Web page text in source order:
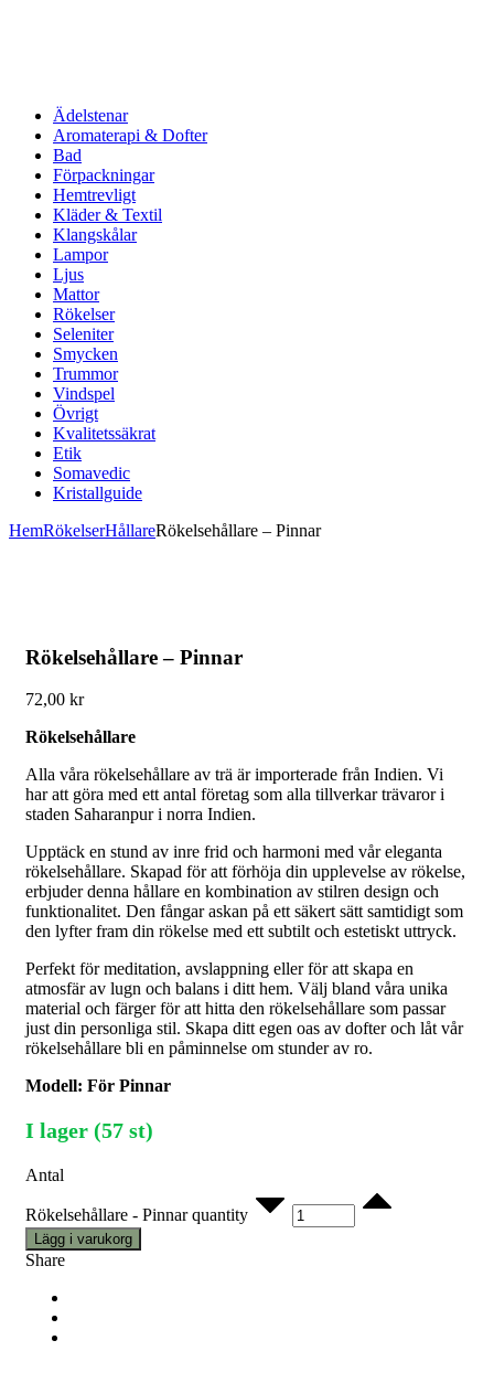
Ädelstenar
Aromaterapi & Dofter
Bad
Förpackningar
Hemtrevligt
Kläder & Textil
Klangskålar
Lampor
Ljus
Mattor
Rökelser
Seleniter
Smycken
Trummor
Vindspel
Övrigt
Kvalitetssäkrat
Etik
Somavedic
Kristallguide
HemRökelserHållareRökelsehållare – Pinnar
Rökelsehållare – Pinnar
72,00 kr
Rökelsehållare
Alla våra rökelsehållare av trä är importerade från Indien. Vi
har att göra med ett antal företag som alla tillverkar trävaror i
staden Saharanpur i norra Indien.
Upptäck en stund av inre frid och harmoni med vår eleganta
rökelsehållare. Skapad för att förhöja din upplevelse av rökelse,
erbjuder denna hållare en kombination av stilren design och
funktionalitet. Den fångar askan på ett säkert sätt samtidigt som
den lyfter fram din rökelse med ett subtilt och estetiskt uttryck.
Perfekt för meditation, avslappning eller för att skapa en
atmosfär av lugn och balans i ditt hem. Välj bland våra unika
material och färger för att hitta den rökelsehållare som passar
just din personliga stil. Skapa ditt egen oas av dofter och låt vår
rökelsehållare bli en påminnelse om stunder av ro.
Modell: För Pinnar
I lager (57 st)
Antal
Rökelsehållare - Pinnar quantity
Lägg i varukorg
Share